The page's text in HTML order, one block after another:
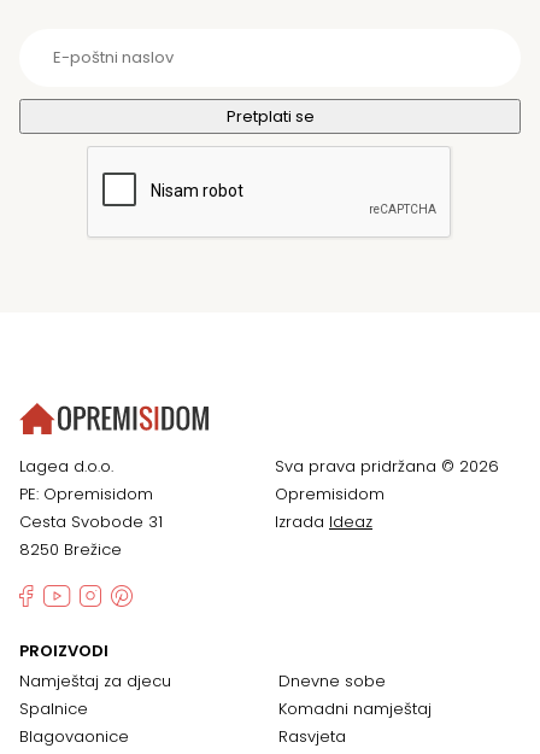
Lagea d.o.o.
PE: Opremisidom
Cesta Svobode 31
8250 Brežice
Sva prava pridržana © 2026
Opremisidom
Izrada Ideaz
PROIZVODI
Namještaj za djecu
Spalnice
Blagovaonice
Dnevne sobe
Komadni namještaj
Rasvjeta